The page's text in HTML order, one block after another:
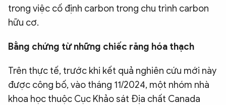
trong việc cố định carbon trong chu trình carbon
hữu cơ.
Bằng chứng từ những chiếc răng hóa thạch
Trên thực tế, trước khi kết quả nghiên cứu mới này
được công bố, vào tháng 11/2024, một nhóm nhà
khoa học thuộc Cục Khảo sát Địa chất Canada